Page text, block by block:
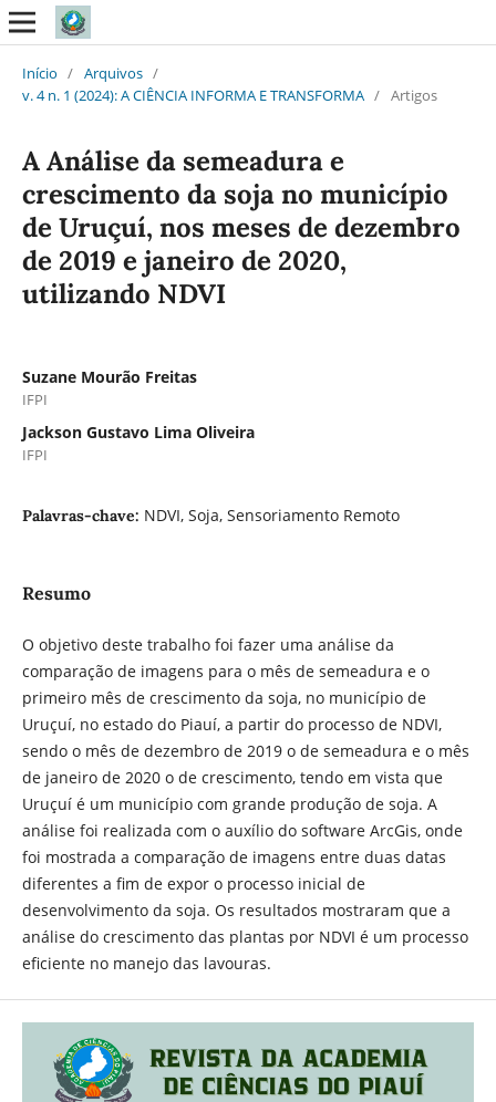
Início / Arquivos /
v. 4 n. 1 (2024): A CIÊNCIA INFORMA E TRANSFORMA / Artigos
A Análise da semeadura e
crescimento da soja no município
de Uruçuí, nos meses de dezembro
de 2019 e janeiro de 2020,
utilizando NDVI
Suzane Mourão Freitas
IFPI
Jackson Gustavo Lima Oliveira
IFPI
Palavras-chave: NDVI, Soja, Sensoriamento Remoto
Resumo
O objetivo deste trabalho foi fazer uma análise da
comparação de imagens para o mês de semeadura e o
primeiro mês de crescimento da soja, no município de
Uruçuí, no estado do Piauí, a partir do processo de NDVI,
sendo o mês de dezembro de 2019 o de semeadura e o mês
de janeiro de 2020 o de crescimento, tendo em vista que
Uruçuí é um município com grande produção de soja. A
análise foi realizada com o auxílio do software ArcGis, onde
foi mostrada a comparação de imagens entre duas datas
diferentes a fim de expor o processo inicial de
desenvolvimento da soja. Os resultados mostraram que a
análise do crescimento das plantas por NDVI é um processo
eficiente no manejo das lavouras.